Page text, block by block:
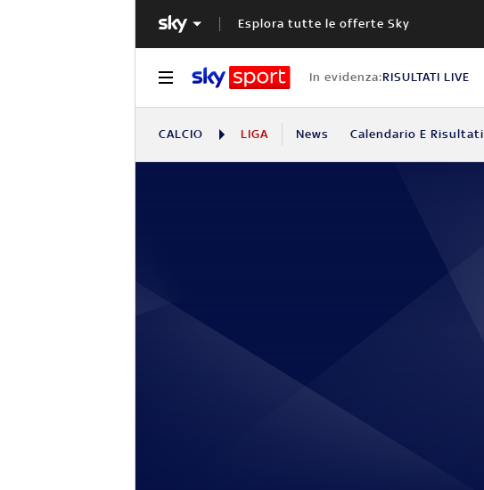
Esplora tutte le offerte Sky
In evidenza:RISULTATI LIVE
CALCIO LIGA News Calendario E Risultati